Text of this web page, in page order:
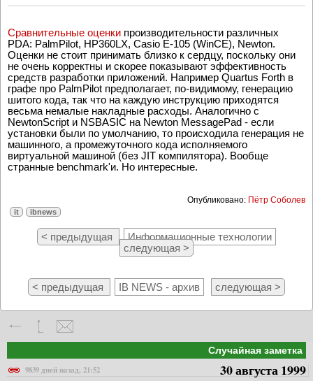
Сравнительные оценки производительности различных
PDA: PalmPilot, HP360LX, Casio E-105 (WinCE), Newton.
Оценки не стоит принимать близко к сердцу, поскольку они
не очень корректны и скорее показывают эффективность
средств разработки приложений. Например Quartus Forth в
графе про PalmPilot предполагает, по-видимому, генерацию
шитого кода, так что на каждую инструкцию приходятся
весьма немалые накладные расходы. Аналогично с
NewtonScript и NSBASIC на Newton MessagePad - если
установки были по умолчанию, то происходила генерация не
машинного, а промежуточного кода исполняемого
виртуальной машиной (без JIT компилятора). Вообще
странные benchmark'и. Но интересные.
Опубликовано: Пётр Соболев
it ibnews
< предыдущая
Информационные технологии
следующая >
< предыдущая IB NEWS - архив следующая >
Случайная заметка
9839 дней назад, 21:52
30 августа 1999